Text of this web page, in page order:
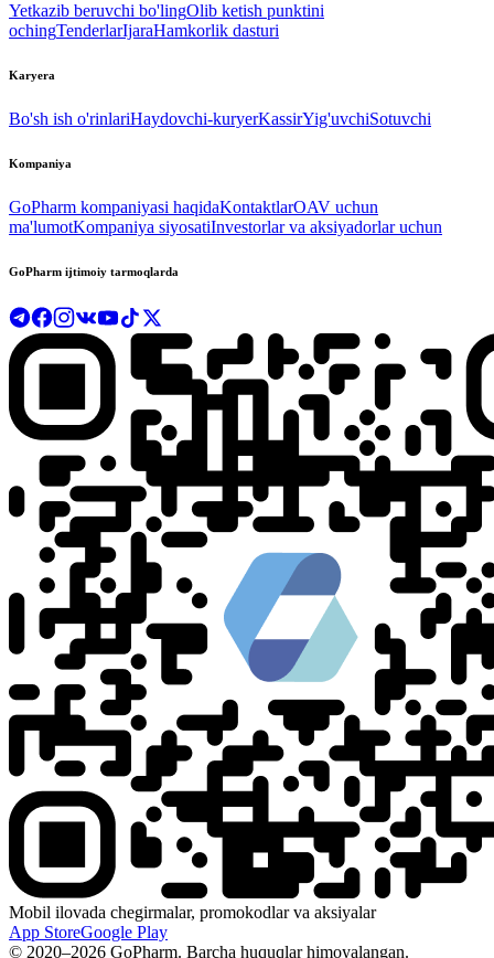
Yetkazib beruvchi bo'lingOlib ketish punktini
ochingTenderlarIjaraHamkorlik dasturi
Karyera
Bo'sh ish o'rinlariHaydovchi-kuryerKassirYig'uvchiSotuvchi
Kompaniya
GoPharm kompaniyasi haqidaKontaktlarOAV uchun
ma'lumotKompaniya siyosatiInvestorlar va aksiyadorlar uchun
GoPharm ijtimoiy tarmoqlarda
Mobil ilovada chegirmalar, promokodlar va aksiyalar
App StoreGoogle Play
© 2020–2026 GoPharm. Barcha huquqlar himoyalangan.